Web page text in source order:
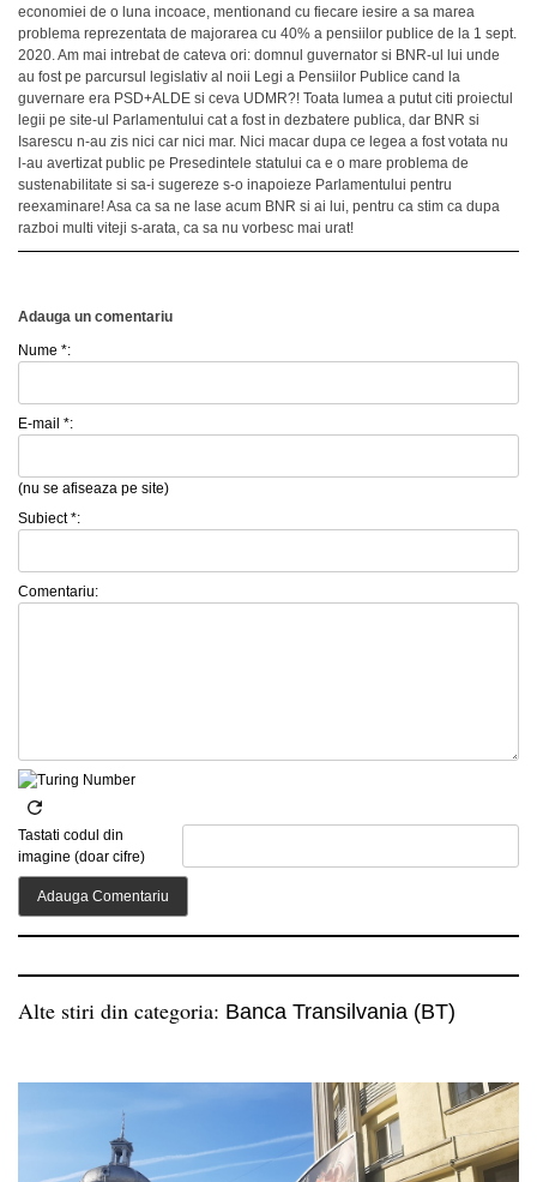
economiei de o luna incoace, mentionand cu fiecare iesire a sa marea
problema reprezentata de majorarea cu 40% a pensiilor publice de la 1 sept.
2020. Am mai intrebat de cateva ori: domnul guvernator si BNR-ul lui unde
au fost pe parcursul legislativ al noii Legi a Pensiilor Publice cand la
guvernare era PSD+ALDE si ceva UDMR?! Toata lumea a putut citi proiectul
legii pe site-ul Parlamentului cat a fost in dezbatere publica, dar BNR si
Isarescu n-au zis nici car nici mar. Nici macar dupa ce legea a fost votata nu
l-au avertizat public pe Presedintele statului ca e o mare problema de
sustenabilitate si sa-i sugereze s-o inapoieze Parlamentului pentru
reexaminare! Asa ca sa ne lase acum BNR si ai lui, pentru ca stim ca dupa
razboi multi viteji s-arata, ca sa nu vorbesc mai urat!
Adauga un comentariu
Nume *:
E-mail *:
(nu se afiseaza pe site)
Subiect *:
Comentariu:
Tastati codul din
imagine (doar cifre)
Alte stiri din categoria: Banca Transilvania (BT)